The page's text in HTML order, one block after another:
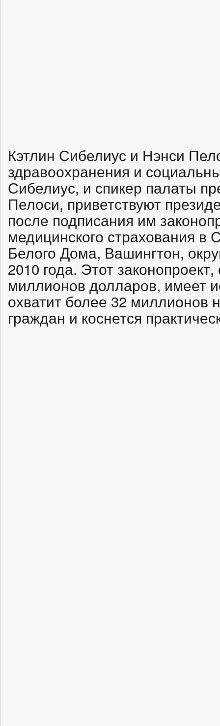
Кэтлин Сибелиус и Нэнси
здравоохранения и
Сибелиус, и спикер палаты
Пелоси, приветствуют
после подписания им
медицинского страхования
Белого Дома, Вашингтон,
2010 года. Этот
миллионов долларов, имеет
охватит более 32 миллионов
граждан и коснется